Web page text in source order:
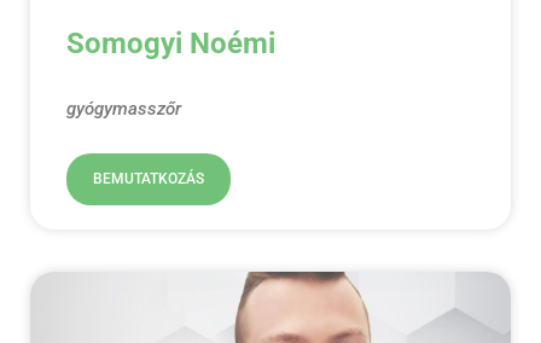
Somogyi Noémi
gyógymasszőr
BEMUTATKOZÁS